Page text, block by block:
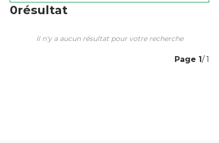
0résultat
Il n'y a aucun résultat pour votre recherche
Page 1 / 1